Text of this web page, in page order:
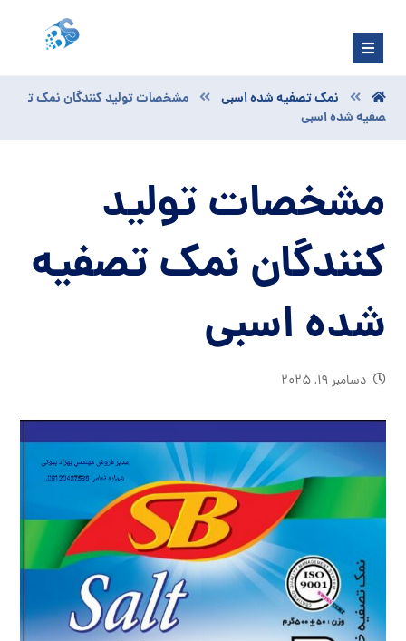
نمک تصفیه شده اسبی
مشخصات تولید کنندگان نمک ت
صفیه شده اسبی
مشخصات تولید
کنندگان نمک تصفیه
شده اسبی
دسامبر ۱۹, ۲۰۲۵